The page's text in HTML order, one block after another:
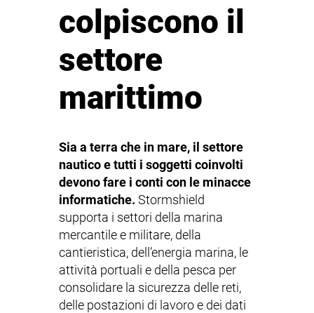
colpiscono il
settore
marittimo
Sia a terra che in mare, il settore
nautico e tutti i soggetti coinvolti
devono fare i conti con le minacce
informatiche. Stormshield
supporta i settori della marina
mercantile e militare, della
cantieristica, dell’energia marina, le
attività portuali e della pesca per
consolidare la sicurezza delle reti,
delle postazioni di lavoro e dei dati